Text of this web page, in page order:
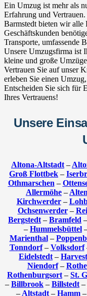
Ein Umzug ist mehr als
Erfahrung und
Barmstedt bieten wir alle
Geschäftskunden
Transporte, umfassende
Unsere Umzugsfirma ist
kleine und große
Vertrauen Sie auf unser
erleben Sie einen
Entscheiden Sie sich für
Ihres Vertrauens!
Unsere
Altona-Altstadt –
Groß Flottbek –
Othmarschen –
Allermöhe –
Kirchwerder–
Ochsenwerder–
Bergstedt – Bramfeld –
– Hummelsbüttel
Marienthal–
Tonndorf– Volksdorf
Eidelstedt –
Niendorf–
Rothenburgsort – St.
– Billbrook – Billstedt –
– Altstadt– Hamm–